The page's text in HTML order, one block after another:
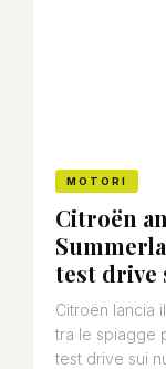
MOTORI
Citroën
test drive
Citroën lancia
tra le spiagge
test drive sui